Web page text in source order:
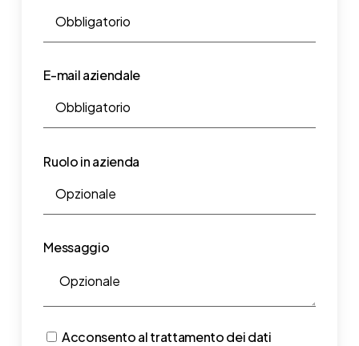
E-mail aziendale
Ruolo in azienda
Messaggio
Acconsento al trattamento dei dati